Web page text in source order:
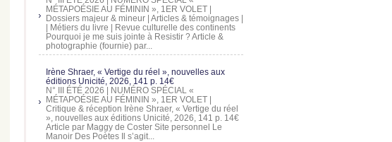
MÉTAPOÉSIE AU FÉMININ », 1ER VOLET |
Dossiers majeur & mineur | Articles & témoignages |
| Métiers du livre | Revue culturelle des continents
Pourquoi je me suis jointe à Resistir ? Article &
photographie (fournie) par...
Irène Shraer, « Vertige du réel », nouvelles aux
éditions Unicité, 2026, 141 p. 14€
N° III ÉTÉ 2026 | NUMÉRO SPÉCIAL «
MÉTAPOÉSIE AU FÉMININ », 1ER VOLET |
Critique & réception Irène Shraer, « Vertige du réel
», nouvelles aux éditions Unicité, 2026, 141 p. 14€
Article par Maggy de Coster Site personnel Le
Manoir Des Poètes Il s’agit...